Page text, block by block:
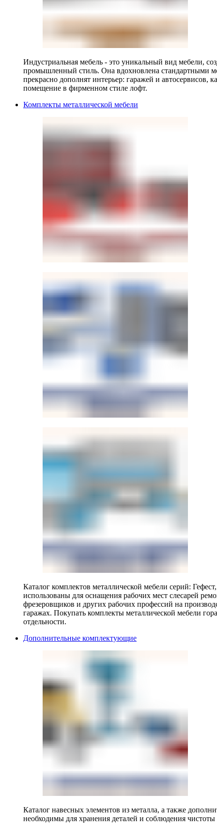
Индустриальная мебель - это уникальный вид мебели,
промышленный стиль. Она вдохновлена стандартными
прекрасно дополнят интерьер: гаражей и автосервисов,
помещение в фирменном стиле лофт.
Комплекты металлической мебели
Каталог комплектов металлической мебели серий:
использованы для оснащения рабочих мест слесарей
фрезеровщиков и других рабочих профессий на
гаражах. Покупать комплекты металлической мебели
отдельности.
Дополнительные комплектующие
Каталог навесных элементов из металла, а также
необходимы для хранения деталей и соблюдения чистоты